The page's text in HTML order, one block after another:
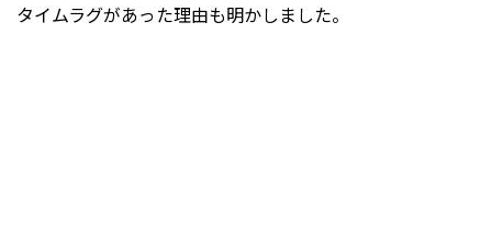
タイムラグがあった理由も明かしました。